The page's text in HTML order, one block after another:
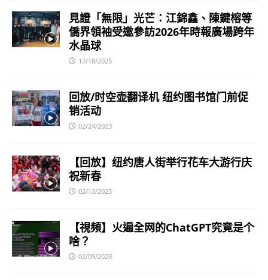
見證「無限」光芒：江錦鑫、陳鍵榕等
僑界領袖受邀參訪2026年時報廣場跨年
水晶球
12/18/2025
回放/时空壶翻译机 纽约图书馆门前促
销活动
02/24/2023
【回放】纽约唐人街举行花车大游行庆
祝新春
02/13/2023
【視頻】火遍全网的ChatGPT究竟是个
啥？
02/09/2023